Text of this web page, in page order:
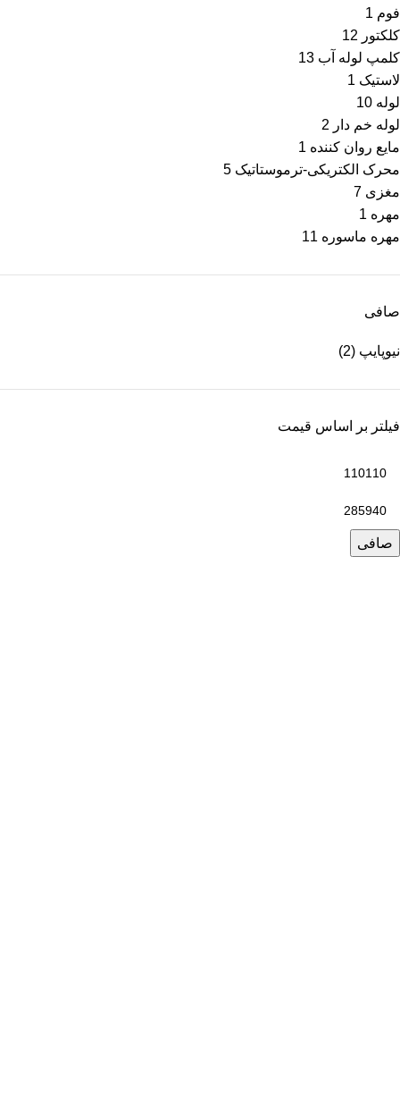
فوم 1
کلکتور 12
کلمپ لوله آب 13
لاستیک 1
لوله 10
لوله خم دار 2
مایع روان کننده 1
محرک الكتریكی-ترموستاتیک 5
مغزی 7
مهره 1
مهره ماسوره 11
صافی
نیوپایپ (2)
فیلتر بر اساس قیمت
صافی